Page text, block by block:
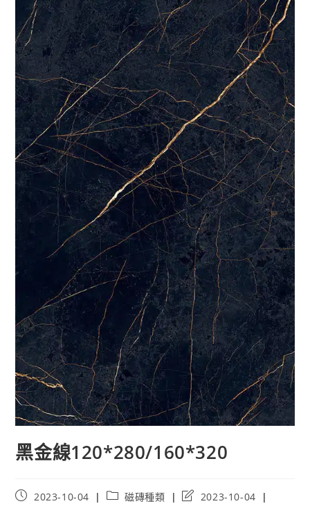
黑金線120*280/160*320
Post2023-10-04
Post磁磚種類
Post2023-10-04